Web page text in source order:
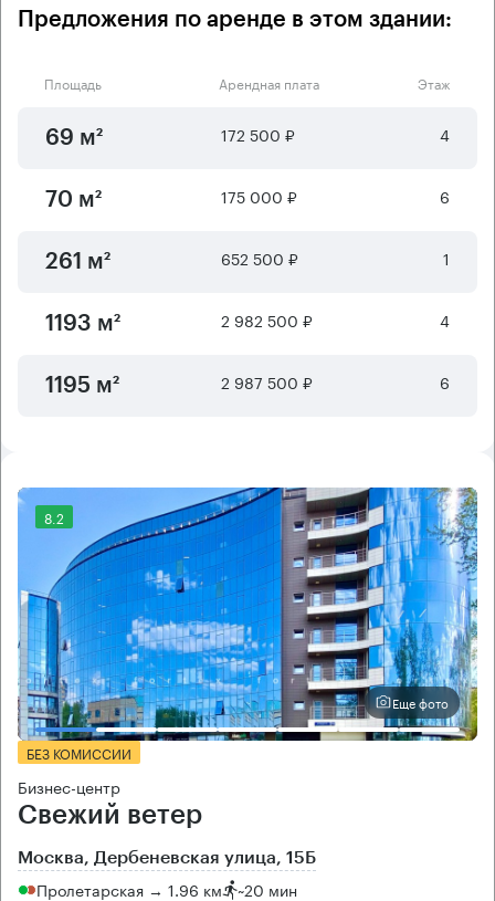
Предложения по аренде в этом здании:
Площадь Арендная плата Этаж
69 м² 172 500 ₽ 4
70 м² 175 000 ₽ 6
261 м² 652 500 ₽ 1
1193 м² 2 982 500 ₽ 4
1195 м² 2 987 500 ₽ 6
8.2
Еще фото
БЕЗ КОМИССИИ
Бизнес-центр
Свежий ветер
Москва, Дербеневская улица, 15Б
Пролетарская → 1.96 км ~20 мин